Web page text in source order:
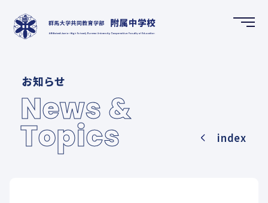
ホーム
NEWS & TOPICS
お知らせ
News &
Topics index